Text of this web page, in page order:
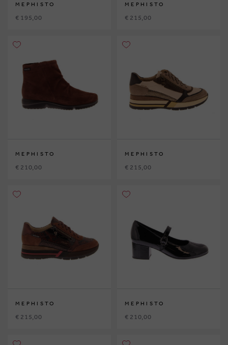
MEPHISTO
€ 195,00
MEPHISTO
€ 215,00
MEPHISTO
€ 210,00
MEPHISTO
€ 215,00
MEPHISTO
€ 215,00
MEPHISTO
€ 210,00